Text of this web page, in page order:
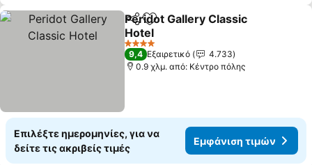
Κοινοποίηση
Προσθήκη στα αγαπημένα
Peridot Gallery Classic
Hotel
4 Αστέρια
9,4 Εξαιρετικό
4.733
0.9 χλμ. από: Κέντρο πόλης
Επιλέξτε ημερομηνίες, για να
δείτε τις ακριβείς τιμές
Εμφάνιση τιμών